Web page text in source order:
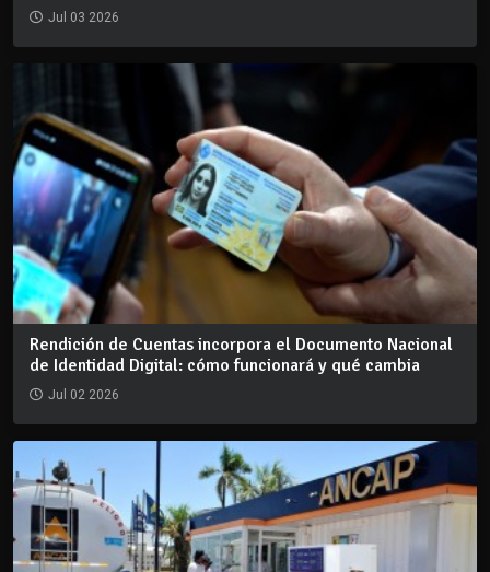
Jul 03 2026
Rendición de Cuentas incorpora el Documento Nacional
de Identidad Digital: cómo funcionará y qué cambia
Jul 02 2026